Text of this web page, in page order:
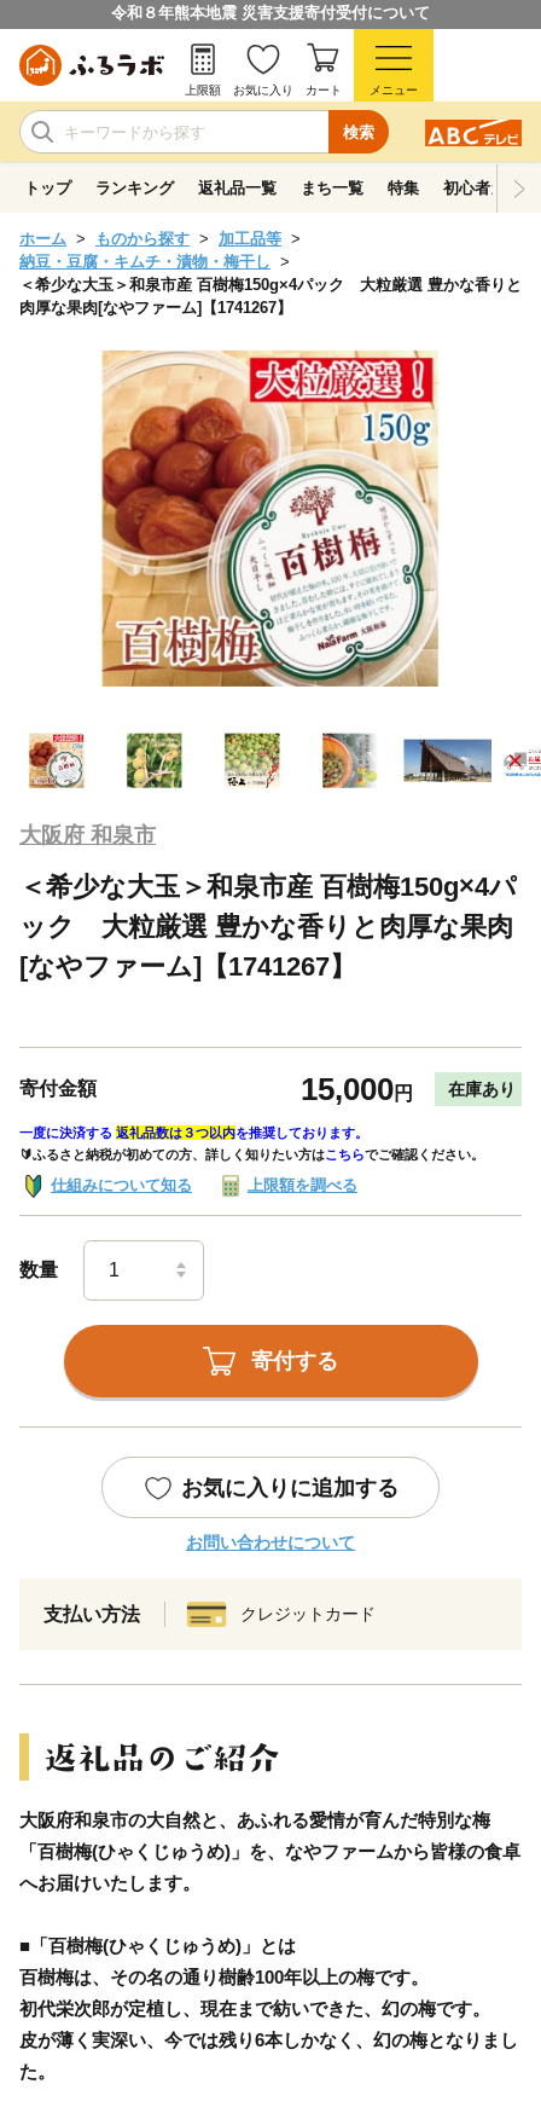
令和８年熊本地震 災害支援寄付受付について
検索
上限額 お気に入り カート メニュー
トップ ランキング 返礼品一覧 まち一覧 特集 初心者ガイド
ホーム ものから探す
加工品等
納豆・豆腐・キムチ・漬物・梅干し
＜希少な大玉＞和泉市産 百樹梅150g×4パック 大粒厳選 豊かな香りと
肉厚な果肉[なやファーム]【1741267】
大阪府 和泉市
＜希少な大玉＞和泉市産 百樹梅150g×4パ
ック 大粒厳選 豊かな香りと肉厚な果肉
[なやファーム]【1741267】
寄付金額 15,000円 在庫あり
一度に決済する 返礼品数は３つ以内を推奨しております。
🔰ふるさと納税が初めての方、詳しく知りたい方はこちらでご確認ください。
仕組みについて知る 上限額を調べる
数量
寄付する
お気に入りに追加する
お問い合わせについて
支払い方法 クレジットカード
大阪府和泉市の大自然と、あふれる愛情が育んだ特別な梅
「百樹梅(ひゃくじゅうめ)」を、なやファームから皆様の食卓
へお届けいたします。
■「百樹梅(ひゃくじゅうめ)」とは
百樹梅は、その名の通り樹齢100年以上の梅です。
初代栄次郎が定植し、現在まで紡いできた、幻の梅です。
皮が薄く実深い、今では残り6本しかなく、幻の梅となりまし
た。